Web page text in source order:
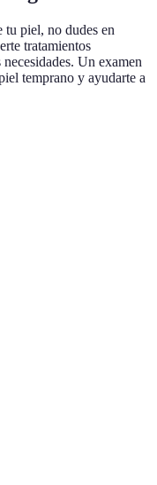
tu piel, no dudes en
tratamientos
Un examen
temprano y ayudarte a